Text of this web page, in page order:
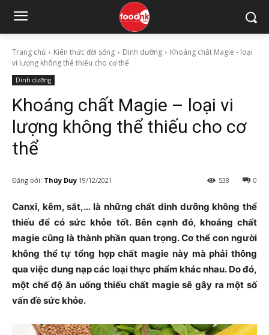
Trang chủ Kiến thức đời sống Dinh dưỡng
Khoáng chất Magie - loại
vi lượng không thể thiếu cho cơ thể
Dinh dưỡng
Khoáng chất Magie – loại vi
lượng không thể thiếu cho cơ
thể
Đăng bởi: Thúy Duy 19/12/2021 0
538
Canxi, kẽm, sắt,… là những chất dinh dưỡng không thể
thiếu để có sức khỏe tốt. Bên cạnh đó, khoáng chất
magie cũng là thành phần quan trọng. Cơ thể con người
không thể tự tổng hợp chất magie này mà phải thông
qua việc dung nạp các loại thực phẩm khác nhau. Do đó,
một chế độ ăn uống thiếu chất magie sẽ gây ra một số
vấn đề sức khỏe.